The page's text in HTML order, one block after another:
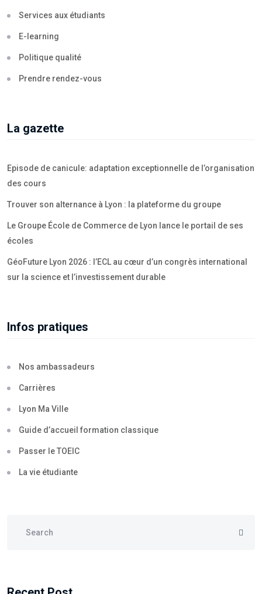
Services aux étudiants
E-learning
Politique qualité
Prendre rendez-vous
La gazette
Episode de canicule: adaptation exceptionnelle de l’organisation
des cours
Trouver son alternance à Lyon : la plateforme du groupe
Le Groupe École de Commerce de Lyon lance le portail de ses
écoles
GéoFuture Lyon 2026 : l’ECL au cœur d’un congrès international
sur la science et l’investissement durable
Infos pratiques
Nos ambassadeurs
Carrières
Lyon Ma Ville
Guide d’accueil formation classique
Passer le TOEIC
La vie étudiante